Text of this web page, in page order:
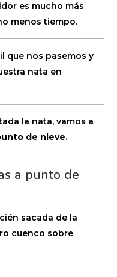
es mucho más
menos tiempo.
que nos pasemos y
nata en
la nata, vamos a
de nieve.
a punto de
sacada de la
cuenco sobre